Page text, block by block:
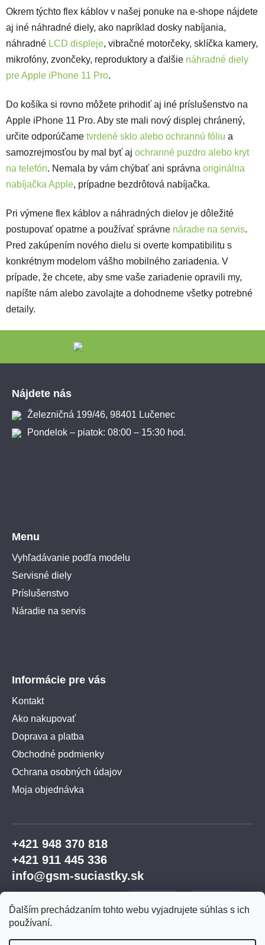
Ďalším prechádzaním tohto webu vyjadrujete súhlas s ich
používaní.
Okrem týchto flex káblov v našej ponuke na e-shope nájdete
aj iné náhradné diely, ako napríklad dosky nabíjania,
náhradné LCD displeje, vibračné motorčeky, sklíčka kamery,
mikrofóny, zvončeky, reproduktory a ďalšie náhradné diely
pre Apple iPhone 11 Pro.
Do košíka si rovno môžete prihodiť aj iné príslušenstvo na
Apple iPhone 11 Pro. Aby ste mali nový displej chránený,
určite odporúčame tvrdené sklo alebo ochrannú fóliu a
samozrejmosťou by mal byť aj ochranné puzdro alebo kryt
na telefón. Nemala by vám chýbať ani správna originálna
nabíjačka Apple, prípadne bezdrôtová nabíjačka.
Pri výmene flex káblov a náhradných dielov je dôležité
postupovať opatrne a používať správne náradie na servis.
Pred zakúpením nového dielu si overte kompatibilitu s
konkrétnym modelom vášho mobilného zariadenia. V
prípade, že chcete, aby sme vaše zariadenie opravili my,
napíšte nám alebo zavolajte a dohodneme všetky potrebné
detaily.
Nájdete nás
Železničná 199/46, 98401 Lučenec
Pondelok – piatok: 08:00 – 15:30 hod.
Menu
Vyhľadávanie podľa modelu
Servisné diely
Príslušenstvo
Náradie na servis
Informácie pre vás
Kontakt
Ako nakupovať
Doprava a platba
Obchodné podmienky
Ochrana osobných údajov
Moja objednávka
+421 948 370 818
+421 911 445 336
info@gsm-suciastky.sk